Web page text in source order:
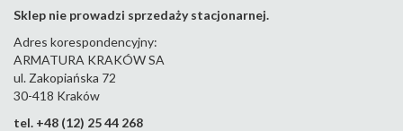
Sklep nie prowadzi sprzedaży stacjonarnej.
Adres korespondencyjny:
ARMATURA KRAKÓW SA
ul. Zakopiańska 72
30-418 Kraków
tel. +48 (12) 25 44 268